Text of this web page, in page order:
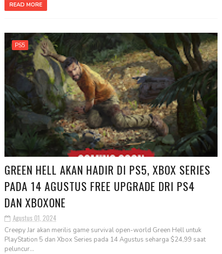
READ MORE
PS5
GREEN HELL AKAN HADIR DI PS5, XBOX SERIES
PADA 14 AGUSTUS FREE UPGRADE DRI PS4
DAN XBOXONE
Agustus 01, 2024
Creepy Jar akan merilis game survival open-world Green Hell untuk
PlayStation 5 dan Xbox Series pada 14 Agustus seharga $24,99 saat
peluncur...